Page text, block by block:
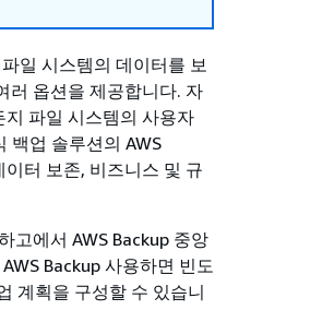
일 시스템의 데이터를 보
러 옵션을 제공합니다. 자
파일 시스템의 사용자
백업 솔루션의 AWS
터 보존, 비즈니스 및 규
고에서 AWS Backup 중앙
Backup 사용하면 빈도
계획을 구성할 수 있습니